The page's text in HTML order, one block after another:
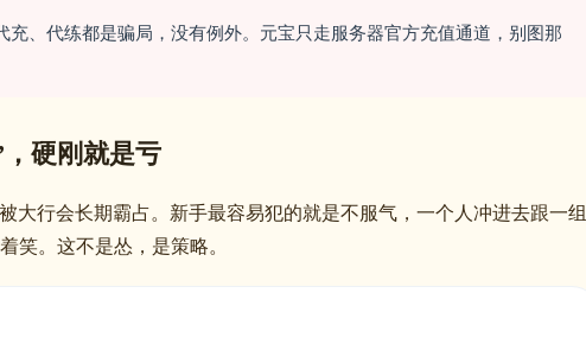
充、代练都是骗局，没有例外。元宝只走服务器官方充值通道，别图那
硬刚就是亏
大行会长期霸占。新手最容易犯的就是不服气，一个人冲进去跟一组
。这不是怂，是策略。